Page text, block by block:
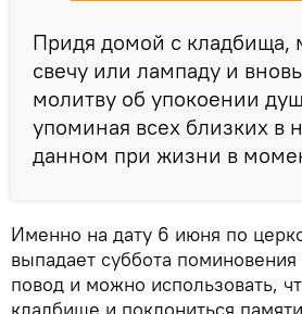
Придя домой с кладбища,
свечу или лампаду и
молитву об упокоении
упоминая всех близких в
данном при жизни в
Именно на дату 6 июня по
выпадает суббота
повод и можно использовать,